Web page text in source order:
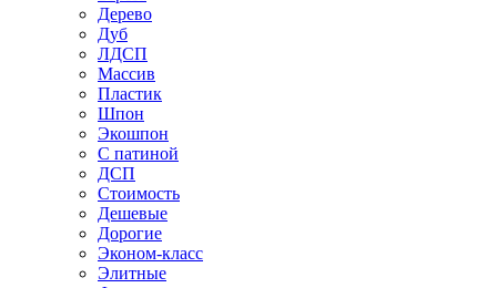
Дерево
Дуб
ЛДСП
Массив
Пластик
Шпон
Экошпон
С патиной
ДСП
Стоимость
Дешевые
Дорогие
Эконом-класс
Элитные